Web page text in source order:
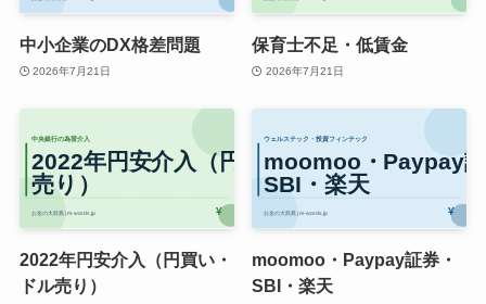
中小企業のDX格差問題
2026年7月21日
保育士不足・低賃金
2026年7月21日
2022年円安介入（円買い・
ドル売り）
moomoo・Paypay証券・
SBI・楽天